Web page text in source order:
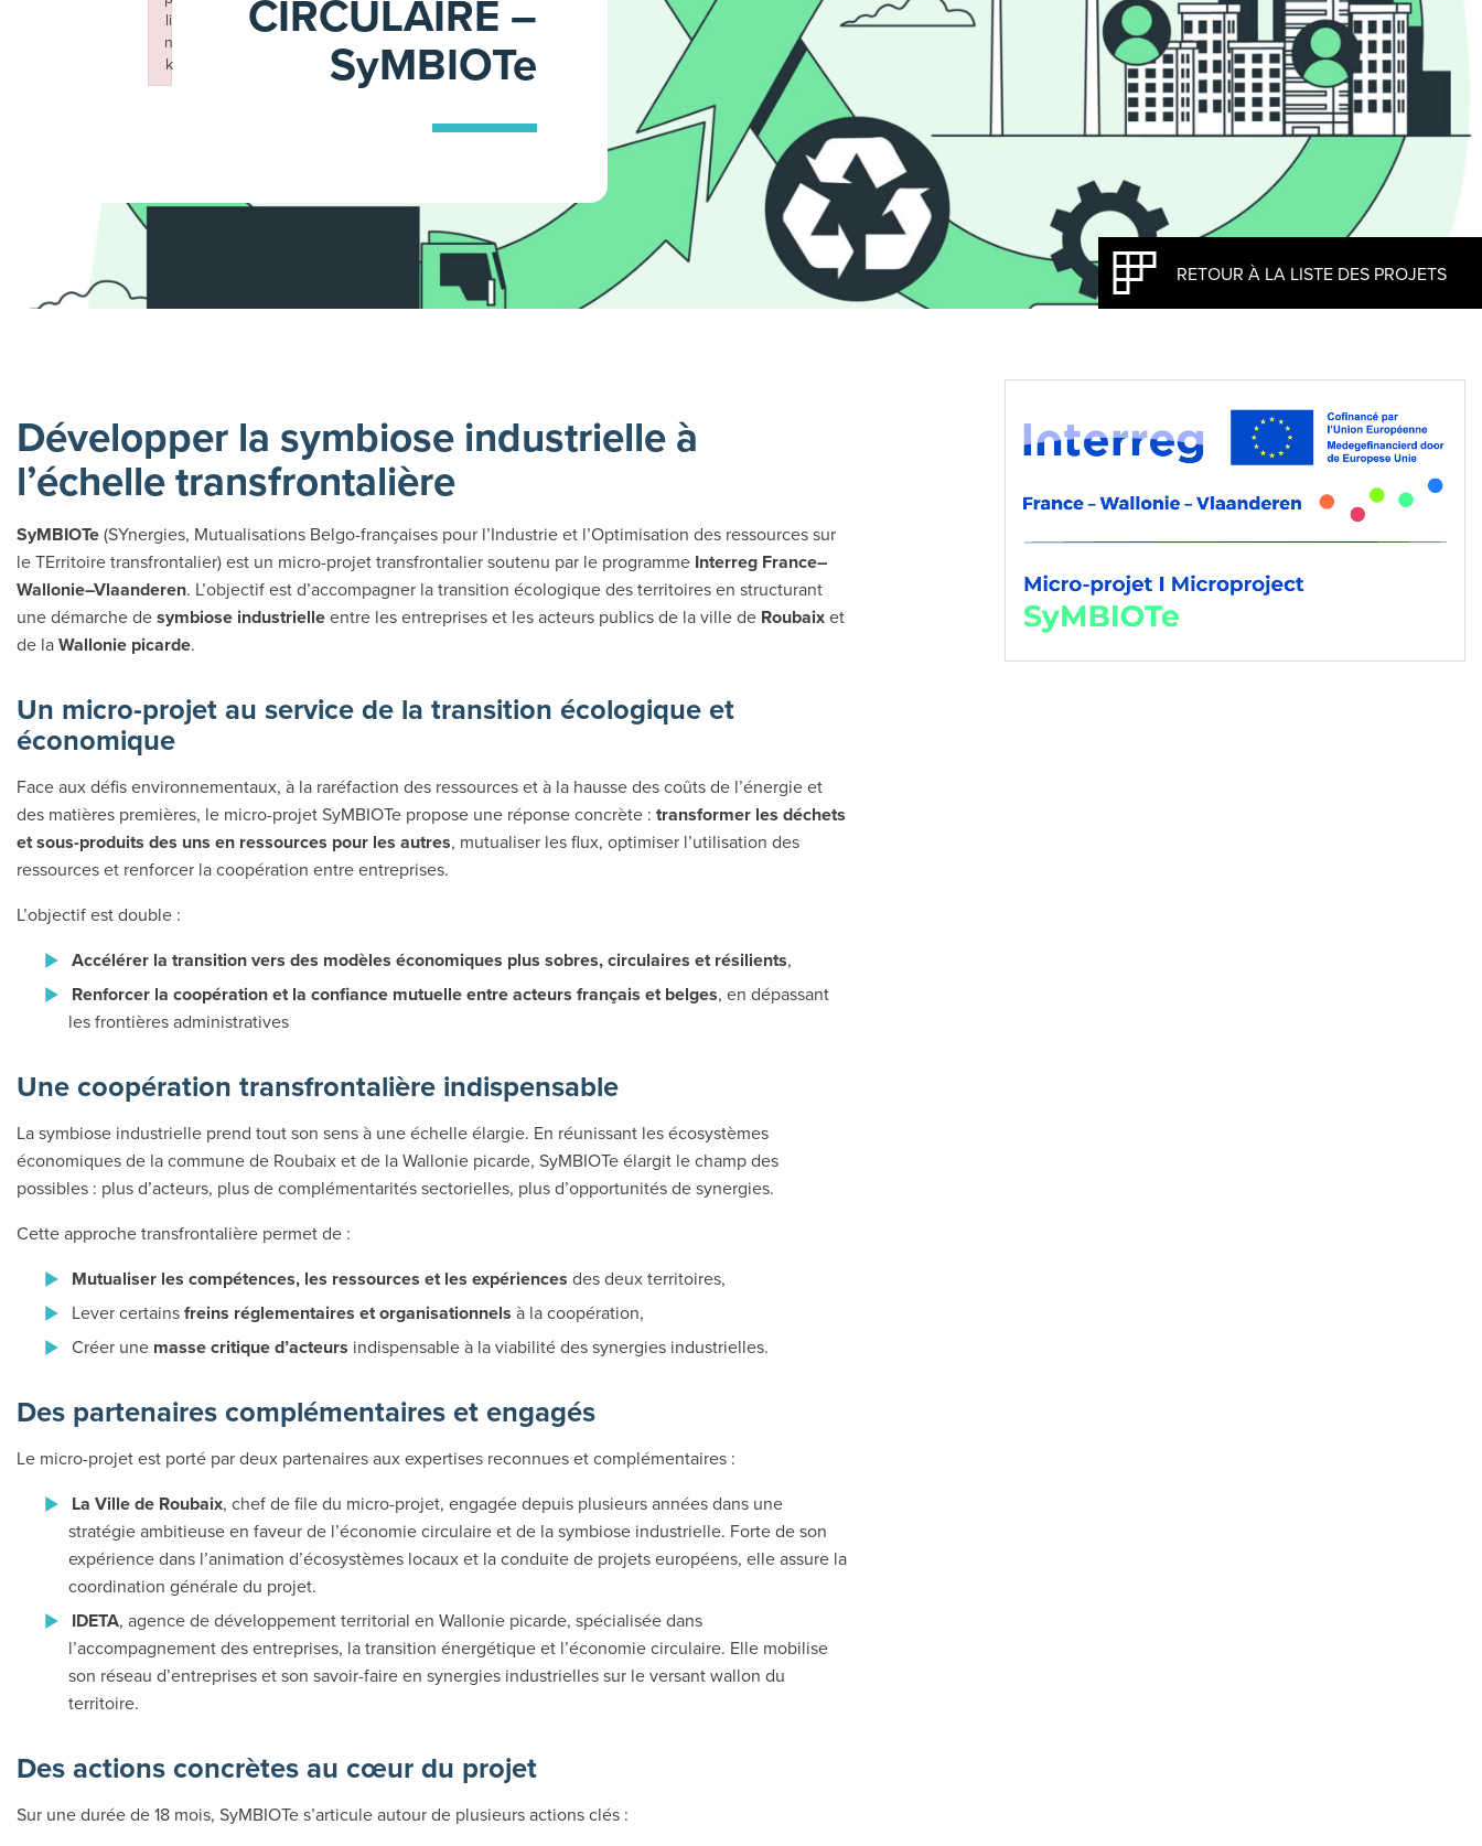
CIRCULAIRE –
SyMBIOTe
RETOUR À LA LISTE DES PROJETS
Développer la symbiose industrielle à
l’échelle transfrontalière
SyMBIOTe(SYnergies, Mutualisations Belgo-françaises pour l’Industrie et l’Optimisation des ressources sur
le TErritoire transfrontalier) est un micro-projet transfrontalier soutenu par le programme Interreg France–
Wallonie–Vlaanderen. L’objectif est d’accompagner la transition écologique des territoires en structurant
une démarche desymbiose industrielleentre les entreprises et les acteurs publics de la ville de Roubaixet
de laWallonie picarde.
Un micro-projet au service de la transition écologique et
économique
Face aux défis environnementaux, à la raréfaction des ressources et à la hausse des coûts de l’énergie et
des matières premières, le micro-projet SyMBIOTe propose une réponse concrète : transformer les déchets
et sous-produits des uns en ressources pour les autres, mutualiser les flux, optimiser l’utilisation des
ressources et renforcer la coopération entre entreprises.
L’objectif est double :
Accélérer la transition vers des modèles économiques plus sobres, circulaires et résilients,
Renforcer la coopération et la confiance mutuelle entre acteurs français et belges, en dépassant
les frontières administratives
Une coopération transfrontalière indispensable
La symbiose industrielle prend tout son sens à une échelle élargie. En réunissant les écosystèmes
économiques de la commune de Roubaix et de la Wallonie picarde, SyMBIOTe élargit le champ des
possibles : plus d’acteurs, plus de complémentarités sectorielles, plus d’opportunités de synergies.
Cette approche transfrontalière permet de :
Mutualiser les compétences, les ressources et les expériences des deux territoires,
Lever certainsfreins réglementaires et organisationnels à la coopération,
Créer une masse critique d’acteurs indispensable à la viabilité des synergies industrielles.
Des partenaires complémentaires et engagés
Le micro-projet est porté par deux partenaires aux expertises reconnues et complémentaires :
La Ville de Roubaix, chef de file du micro-projet, engagée depuis plusieurs années dans une
stratégie ambitieuse en faveur de l’économie circulaire et de la symbiose industrielle. Forte de son
expérience dans l’animation d’écosystèmes locaux et la conduite de projets européens, elle assure la
coordination générale du projet.
IDETA, agence de développement territorial en Wallonie picarde, spécialisée dans
l’accompagnement des entreprises, la transition énergétique et l’économie circulaire. Elle mobilise
son réseau d’entreprises et son savoir-faire en synergies industrielles sur le versant wallon du
territoire.
Des actions concrètes au cœur du projet
Sur une durée de 18 mois, SyMBIOTe s’articule autour de plusieurs actions clés :
li
n
k
Failed to initialize plugin: wplink